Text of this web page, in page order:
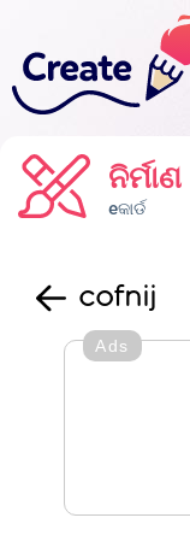
eକାର୍ଡ
cofnij
Ads